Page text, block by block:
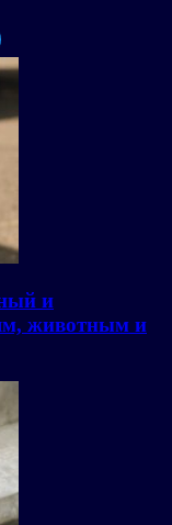
и
животным и